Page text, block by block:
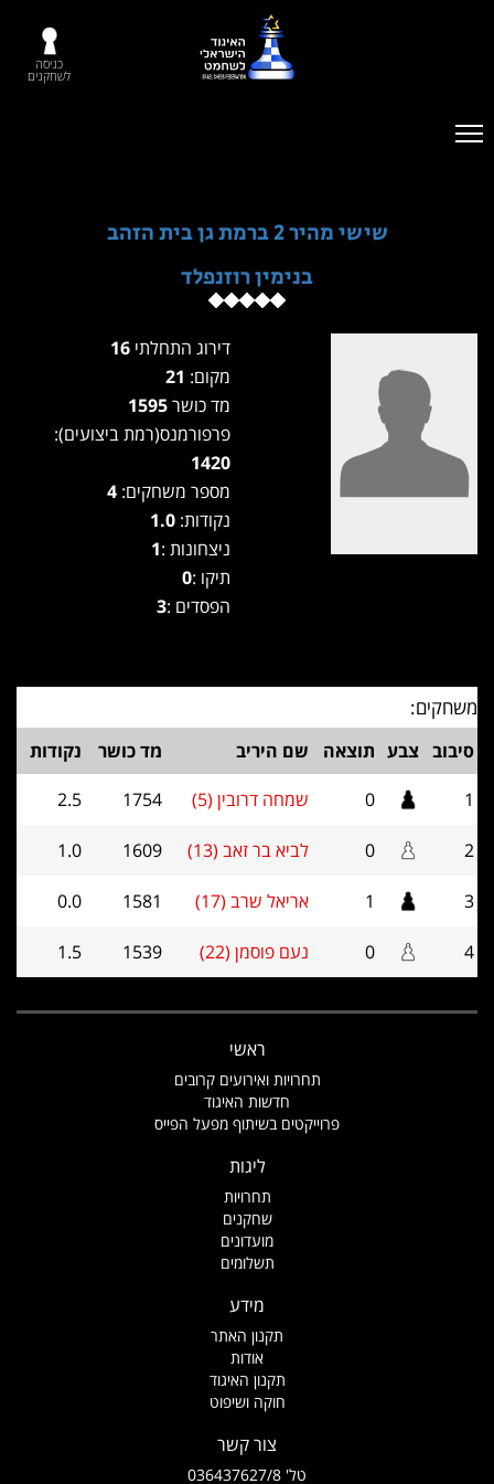
כניסה
לשחקנים
שישי מהיר 2 ברמת גן בית הזהב
בנימין רוזנפלד
דירוג התחלתי
מקום:
מד כושר
פרפורמנס(רמת ביצועים):
1420
מספר משחקים:
נקודות: 1.0
ניצחונות :1
תיקו :0
הפסדים :3
משחקים:
סיבוב צבע תוצאה שם היריב מד כושר
נקודות
1
0 שמחה דרובין (5) 1754
2.5
2
0 לביא בר זאב (13) 1609
1.0
3
1 אריאל שרב (17) 1581
0.0
4
0 נעם פוסמן (22) 1539
1.5
ראשי
תחרויות ואירועים קרובים
חדשות האיגוד
פרוייקטים בשיתוף מפעל הפייס
ליגות
תחרויות
שחקנים
מועדונים
תשלומים
מידע
תקנון האתר
אודות
תקנון האיגוד
חוקה ושיפוט
צור קשר
טל' 036437627/8